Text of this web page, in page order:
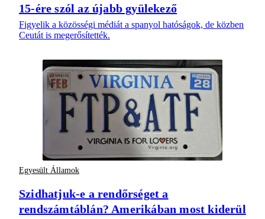
15-ére szól az újabb gyülekező
Figyelik a közösségi médiát a spanyol hatóságok, de közben
Ceutát is megerősítették.
Egyesült Államok
Szidhatjuk-e a rendőrséget a
rendszámtáblán? Amerikában most kiderül